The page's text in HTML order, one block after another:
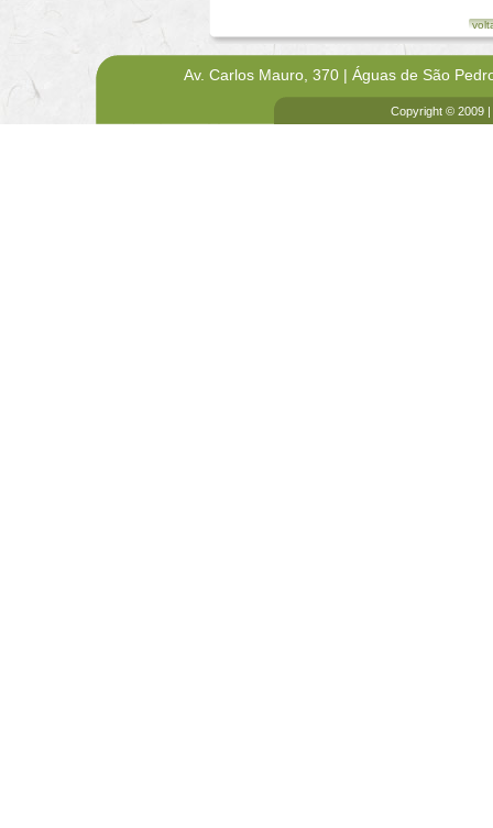
Av. Carlos Mauro, 370 | Águas de São
Copyright © 2009